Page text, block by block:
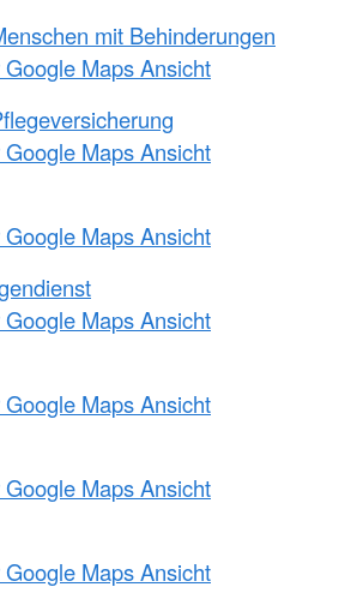
mit Behinderungen
Maps Ansicht
Maps Ansicht
Maps Ansicht
Maps Ansicht
Maps Ansicht
Maps Ansicht
Maps Ansicht